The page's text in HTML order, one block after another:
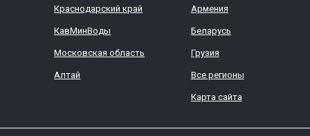
Краснодарский край
КавМинВоды
Московская область
Алтай
Армения
Беларусь
Грузия
Все регионы
Карта сайта